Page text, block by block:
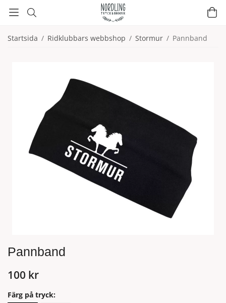
Startsida / Ridklubbars webbshop / Stormur / Pannband
Pannband
100 kr
Färg på tryck: